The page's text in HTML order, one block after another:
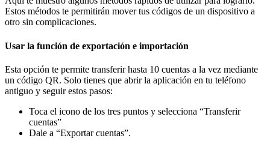
Estos métodos te permitirán mover tus códigos de un dispositivo a
otro sin complicaciones.
Usar la función de exportación e importación
Esta opción te permite transferir hasta 10 cuentas a la vez mediante
un código QR. Solo tienes que abrir la aplicación en tu teléfono
antiguo y seguir estos pasos:
Toca el icono de los tres puntos y selecciona “Transferir
cuentas”
Dale a “Exportar cuentas”.